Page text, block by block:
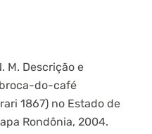
M. Descrição e
do-café
1867) no Estado de
Rondônia, 2004.